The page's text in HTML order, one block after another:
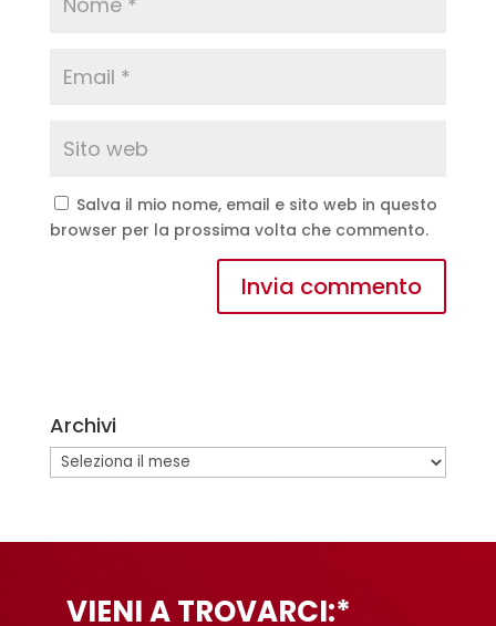
Salva il mio nome, email e sito web in questo
browser per la prossima volta che commento.
r
n
a
Archivi
Archivi
VIENI A TROVARCI:*